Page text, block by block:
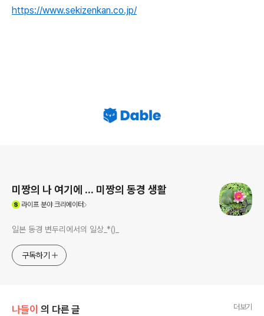
https://www.sekizenkan.co.jp/
미짱의 나 여기에 ... 미짱의 동경 생활
라이프분야 크리에이터
일본 동경 변두리에서의 일상_*()_
구독하기
나들이 의 다른 글 더보기